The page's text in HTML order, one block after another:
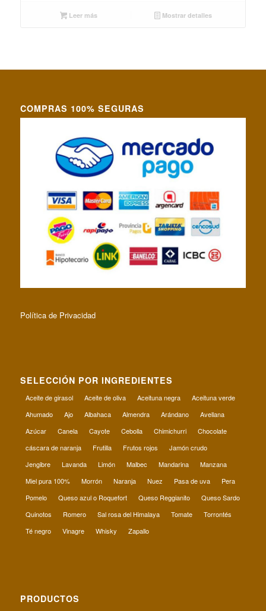
Leer más Mostrar detalles
COMPRAS 100% SEGURAS
Política de Privacidad
SELECCIÓN POR INGREDIENTES
Aceite de girasol Aceite de oliva Aceituna negra
Aceituna verde
Ahumado
Ajo Albahaca Almendra Arándano
Avellana
Azúcar
Canela Cayote Cebolla Chimichurri
Chocolate
cáscara de naranja
Frutilla Frutos rojos
Jamón crudo
Jengibre
Lavanda Limón Malbec Mandarina
Manzana
Miel pura 100%
Morrón Naranja Nuez Pasa de uva
Pera
Pomelo
Queso azul o Roquefort Queso Reggianito
Queso Sardo
Quinotos
Romero Sal rosa del Himalaya Tomate
Torrontés
Té negro
Vinagre Whisky Zapallo
PRODUCTOS